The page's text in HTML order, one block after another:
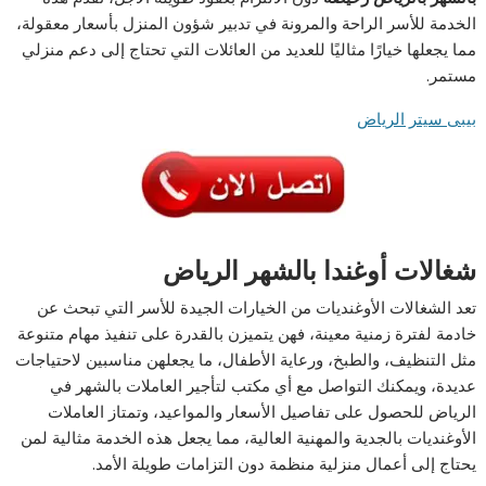
الخدمة للأسر الراحة والمرونة في تدبير شؤون المنزل بأسعار معقولة،
مما يجعلها خيارًا مثاليًا للعديد من العائلات التي تحتاج إلى دعم منزلي
مستمر.
بيبى سيتر الرياض
شغالات أوغندا بالشهر الرياض
تعد الشغالات الأوغنديات من الخيارات الجيدة للأسر التي تبحث عن
خادمة لفترة زمنية معينة، فهن يتميزن بالقدرة على تنفيذ مهام متنوعة
مثل التنظيف، والطبخ، ورعاية الأطفال، ما يجعلهن مناسبين لاحتياجات
عديدة، ويمكنك التواصل مع أي مكتب لتأجير العاملات بالشهر في
الرياض للحصول على تفاصيل الأسعار والمواعيد، وتمتاز العاملات
الأوغنديات بالجدية والمهنية العالية، مما يجعل هذه الخدمة مثالية لمن
يحتاج إلى أعمال منزلية منظمة دون التزامات طويلة الأمد.